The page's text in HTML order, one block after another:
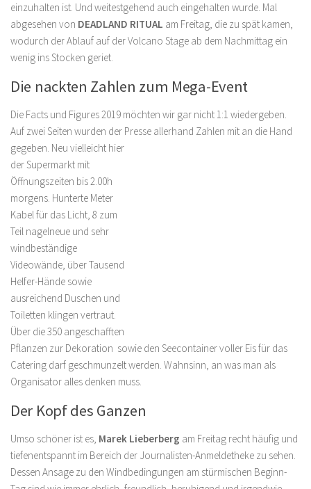
einzuhalten ist. Und weitestgehend auch eingehalten wurde. Mal
abgesehen von DEADLAND RITUAL am Freitag, die zu spät kamen,
wodurch der Ablauf auf der Volcano Stage ab dem Nachmittag ein
wenig ins Stocken geriet.
Die nackten Zahlen zum Mega-Event
Die Facts und Figures 2019 möchten wir gar nicht 1:1 wiedergeben.
Auf zwei Seiten wurden der Presse allerhand Zahlen mit an die Hand
gegeben. Neu vielleicht hier
der Supermarkt mit
Öffnungszeiten bis 2.00h
morgens. Hunterte Meter
Kabel für das Licht, 8 zum
Teil nagelneue und sehr
windbeständige
Videowände, über Tausend
Helfer-Hände sowie
ausreichend Duschen und
Toiletten klingen vertraut.
Über die 350 angeschafften
Pflanzen zur Dekoration sowie den Seecontainer voller Eis für das
Catering darf geschmunzelt werden. Wahnsinn, an was man als
Organisator alles denken muss.
Der Kopf des Ganzen
Umso schöner ist es, Marek Lieberberg am Freitag recht häufig und
tiefenentspannt im Bereich der Journalisten-Anmeldetheke zu sehen.
Dessen Ansage zu den Windbedingungen am stürmischen Beginn-